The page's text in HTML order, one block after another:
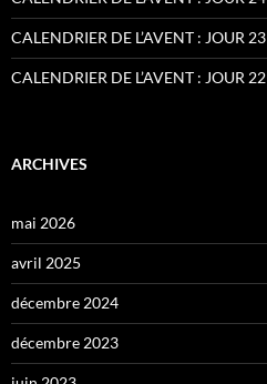
CALENDRIER DE L’AVENT : JOUR 23
CALENDRIER DE L’AVENT : JOUR 22
ARCHIVES
mai 2026
avril 2025
décembre 2024
décembre 2023